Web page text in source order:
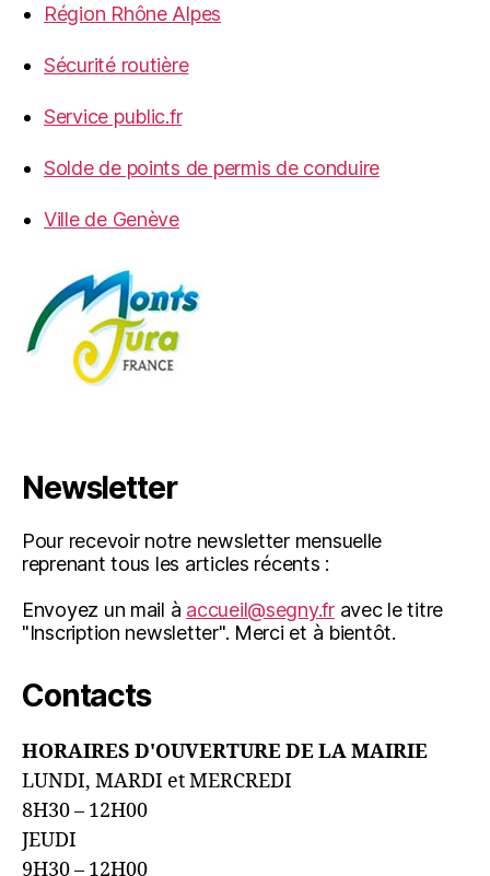
Région Rhône Alpes
Sécurité routière
Service public.fr
Solde de points de permis de conduire
Ville de Genève
Newsletter
Pour recevoir notre newsletter mensuelle
reprenant tous les articles récents :
Envoyez un mail à accueil@segny.fravec le titre
"Inscription newsletter". Merci et à bientôt.
Contacts
HORAIRES D'OUVERTURE DE LA MAIRIE
LUNDI, MARDI et MERCREDI
8H30 – 12H00
JEUDI
9H30 – 12H00